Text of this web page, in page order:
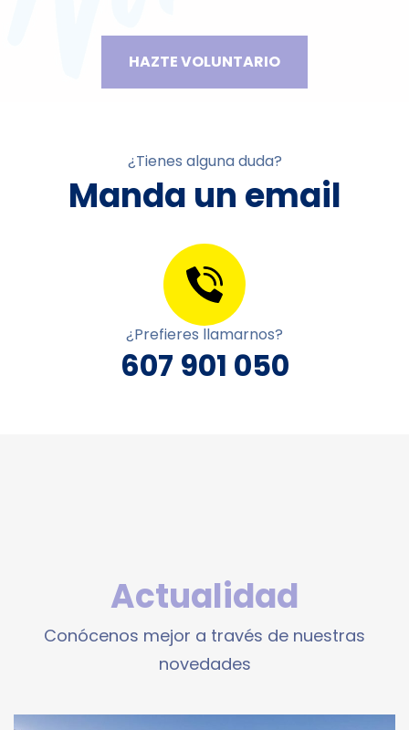
HAZTE VOLUNTARIO
¿Tienes alguna duda?
Manda un email
¿Prefieres llamarnos?
607 901 050
Actualidad
Conócenos mejor a través de nuestras
novedades